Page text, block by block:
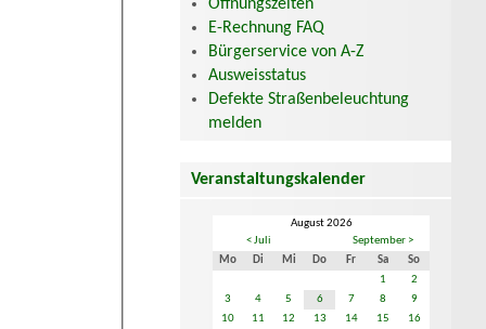
Öffnungszeiten
E-Rechnung FAQ
Bürgerservice von A-Z
Ausweisstatus
Defekte Straßenbeleuchtung
melden
Veranstaltungskalender
August 2026
< Juli
September >
Mo
Di Mi Do Fr Sa
So
1
2
3
4 5 6 7 8
9
10
11 12 13 14 15
16